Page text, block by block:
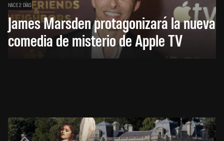
HACE 2 DÍAS
James Marsden protagonizará la nueva
comedia de misterio de Apple TV